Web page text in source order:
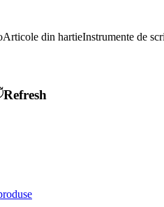
Articole din hartieInstrumente de
Refresh